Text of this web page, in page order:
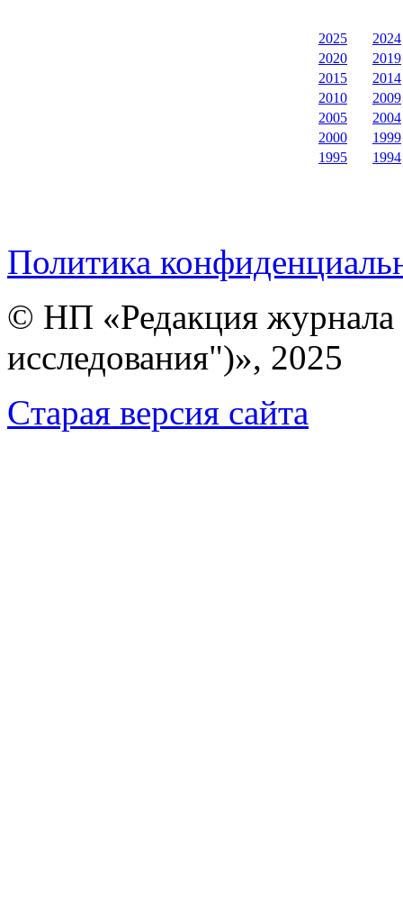
2025
2024
2020
2019
2015
2014
2010
2009
2005
2004
2000
1999
1995
1994
Политика
© НП «Редакция
исследования")», 2025
Cтарая версия сайта